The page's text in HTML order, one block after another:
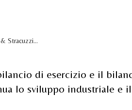
Stracuzzi...
di esercizio e il
lo sviluppo industriale e